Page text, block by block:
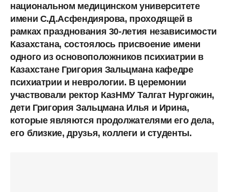
национальном медицинском университете
имени С.Д.Асфендиярова, проходящей в
рамках празднования 30-летия независимости
Казахстана, состоялось присвоение имени
одного из основоположников психиатрии в
Казахстане Григория Зальцмана кафедре
психиатрии и неврологии. В церемонии
участвовали ректор КазНМУ Талгат Нургожин,
дети Григория Зальцмана Илья и Ирина,
которые являются продолжателями его дела,
его близкие, друзья, коллеги и студенты.